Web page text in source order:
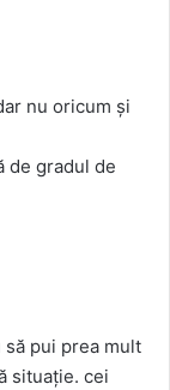
nu oricum și
de gradul de
pui prea mult
situație. cei